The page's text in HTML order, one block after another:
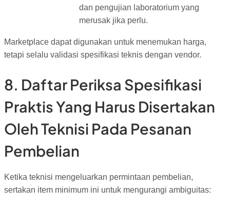
dan pengujian laboratorium yang
merusak jika perlu.
Marketplace dapat digunakan untuk menemukan harga,
tetapi selalu validasi spesifikasi teknis dengan vendor.
8. Daftar Periksa Spesifikasi
Praktis Yang Harus Disertakan
Oleh Teknisi Pada Pesanan
Pembelian
Ketika teknisi mengeluarkan permintaan pembelian,
sertakan item minimum ini untuk mengurangi ambiguitas: